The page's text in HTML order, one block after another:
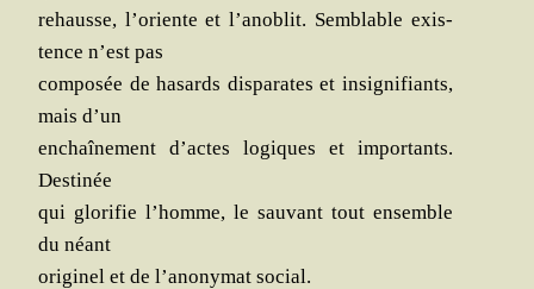
rehausse, l’oriente et l’anoblit. Sem­blable exis­
tence n’est pas
com­po­sée de hasards dis­pa­rates et insi­gni­fiants,
mais d’un
enchaî­ne­ment d’actes logiques et impor­tants.
Destinée
qui glo­ri­fie l’homme, le sau­vant tout ensemble
du néant
ori­gi­nel et de l’anonymat social.